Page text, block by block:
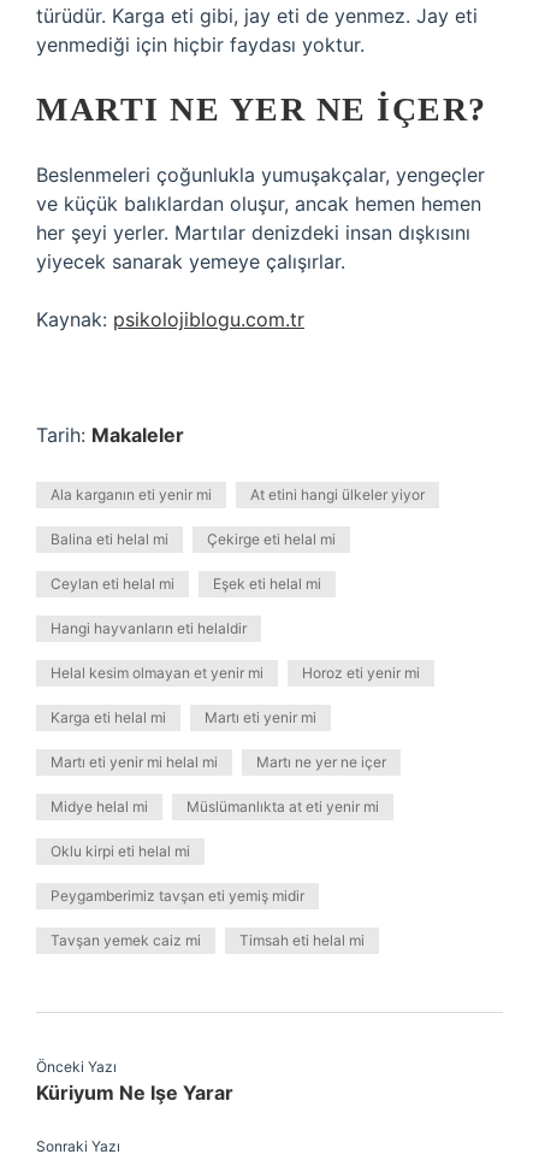
türüdür. Karga eti gibi, jay eti de yenmez. Jay eti
yenmediği için hiçbir faydası yoktur.
MARTI NE YER NE IÇER?
Beslenmeleri çoğunlukla yumuşakçalar, yengeçler
ve küçük balıklardan oluşur, ancak hemen hemen
her şeyi yerler. Martılar denizdeki insan dışkısını
yiyecek sanarak yemeye çalışırlar.
Kaynak: psikolojiblogu.com.tr
Tarih: Makaleler
Ala karganın eti yenir mi At etini hangi ülkeler yiyor
Balina eti helal mi Çekirge eti helal mi
Ceylan eti helal mi Eşek eti helal mi
Hangi hayvanların eti helaldir
Helal kesim olmayan et yenir mi Horoz eti yenir mi
Karga eti helal mi Martı eti yenir mi
Martı eti yenir mi helal mi Martı ne yer ne içer
Midye helal mi Müslümanlıkta at eti yenir mi
Oklu kirpi eti helal mi
Peygamberimiz tavşan eti yemiş midir
Tavşan yemek caiz mi Timsah eti helal mi
Önceki Yazı
Küriyum Ne Işe Yarar
Sonraki Yazı